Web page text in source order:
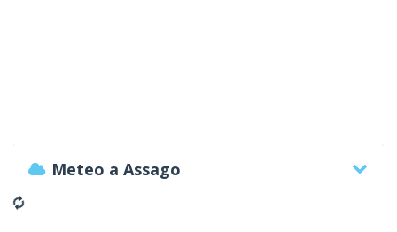
Meteo a Assago